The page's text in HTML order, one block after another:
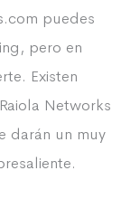
puedes
pero en
Existen
Networks
darán un muy